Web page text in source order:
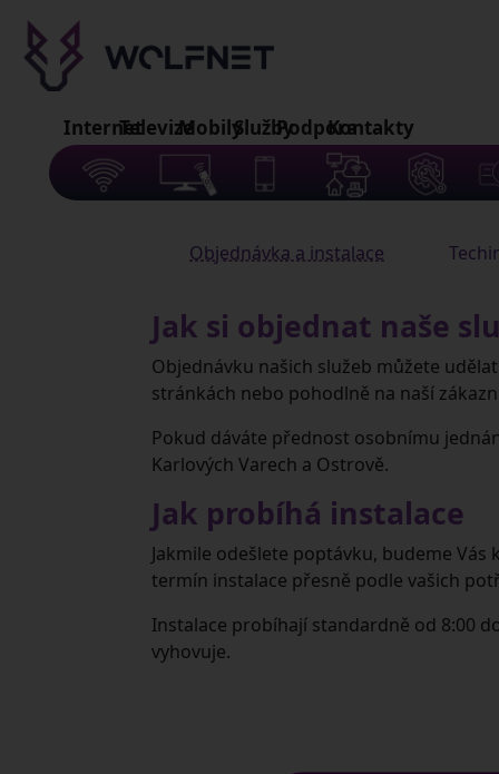
InternetTelevizeMobilySlužbyPodporaKontakty
Jak si objednat naše
Objednávku našich služeb můžete
stránkách nebo pohodlně na naší
Pokud dáváte přednost osobnímu
Karlových Varech a Ostrově.
Jak probíhá instalace
Jakmile odešlete poptávku, budeme
termín instalace přesně podle vašich
Instalace probíhají standardně od 8:00
vyhovuje.